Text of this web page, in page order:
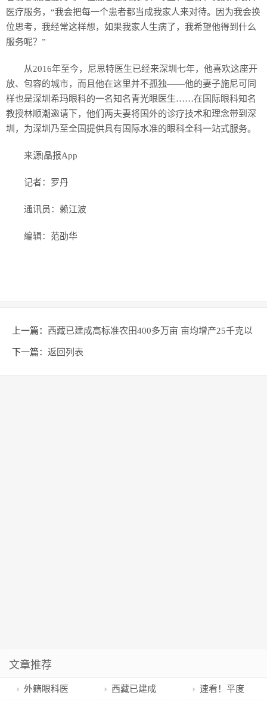
医疗服务，“我会把每一个患者都当成我家人来对待。因为我会换
位思考，我经常这样想，如果我家人生病了，我希望他得到什么
服务呢？”
从2016年至今，尼思特医生已经来深圳七年，他喜欢这座开
放、包容的城市，而且他在这里并不孤独——他的妻子施尼可同
样也是深圳希玛眼科的一名知名青光眼医生……在国际眼科知名
教授林顺潮邀请下，他们两夫妻将国外的诊疗技术和理念带到深
圳，为深圳乃至全国提供具有国际水准的眼科全科一站式服务。
来源|晶报App
记者：罗丹
通讯员：赖江波
编辑：范劭华
上一篇： 西藏已建成高标准农田400多万亩 亩均增产25千克以
上
下一篇： 返回列表
文章推荐
外籍眼科医 西藏已建成 速看！平度